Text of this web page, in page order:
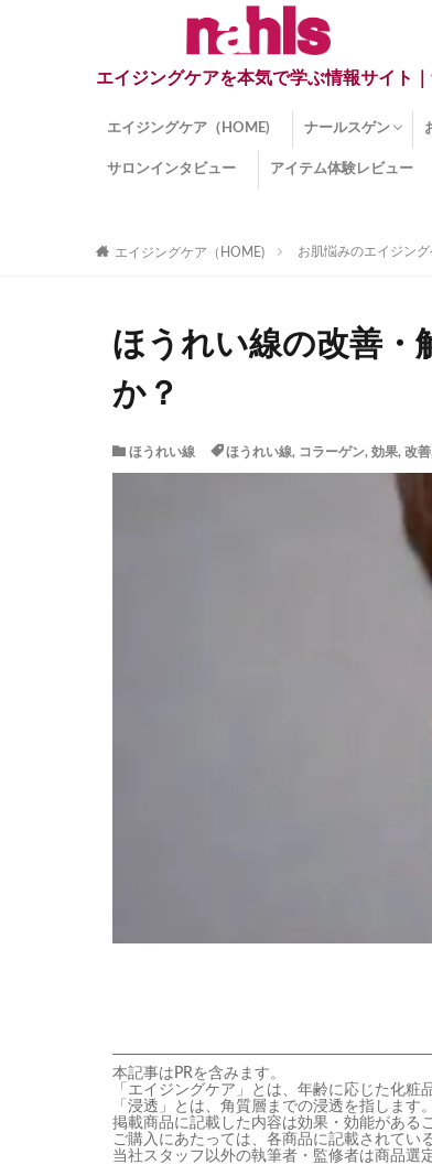
エイジングケアを本気で学ぶ情報サイト
エイジングケア（HOME) ナールスゲン
ナールスゲンとは？
ナールスゲン関連成
サロンインタビュー アイテム体験レビュー
エイジングケア（HOME) お肌悩みのエイジン
ほうれい線の改善・
か？
ほうれい線 ほうれい線, コラーゲン, 効果, 改善,
本記事はPRを含みます。
「エイジングケア」とは、年齢に応じた化粧
「浸透」とは、角質層までの浸透を指します。
掲載商品に記載した内容は効果・効能がある
ご購入にあたっては、各商品に記載されてい
当社スタッフ以外の執筆者・監修者は商品選